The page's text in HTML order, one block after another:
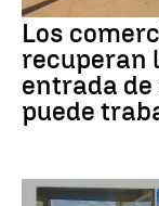
Los
recuperan
entrada
puede